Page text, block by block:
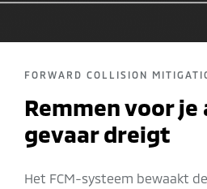
FORWARD COLLISION
Remmen voor je
gevaar dreigt
Het FCM-systeem bewaakt